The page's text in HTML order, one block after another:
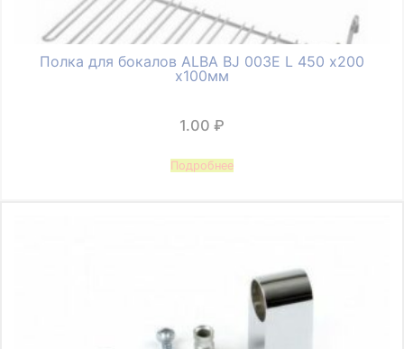
Полка для бокалов ALBA BJ 003E L 450 х200
х100мм
1.00 ₽
Подробнее